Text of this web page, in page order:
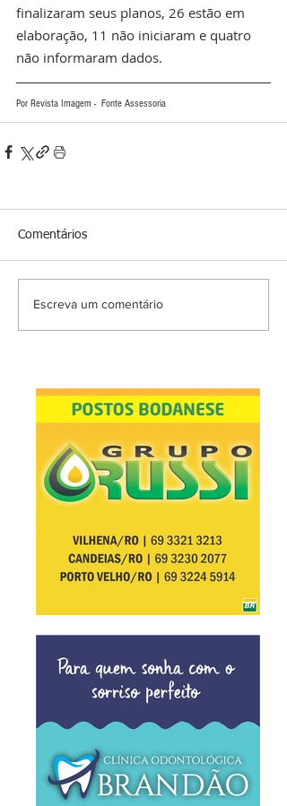
finalizaram seus planos, 26 estão em
elaboração, 11 não iniciaram e quatro
não informaram dados.
Por Revista Imagem -  Fonte Assessoria
Comentários
Escreva um comentário